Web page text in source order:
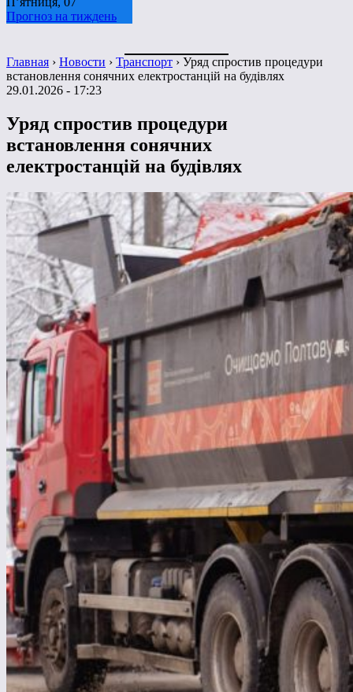
Прогноз на тиждень
Главная › Новости › Транспорт › Уряд спростив процедури
встановлення сонячних електростанцій на будівлях
29.01.2026 - 17:23
Уряд спростив процедури
встановлення сонячних
електростанцій на будівлях